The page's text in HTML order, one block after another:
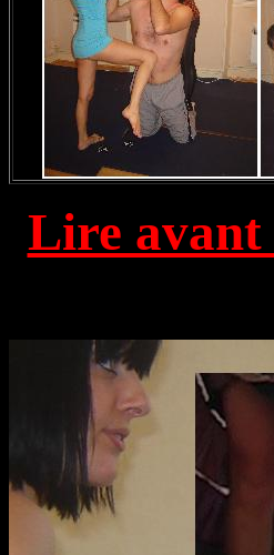
Lire avant